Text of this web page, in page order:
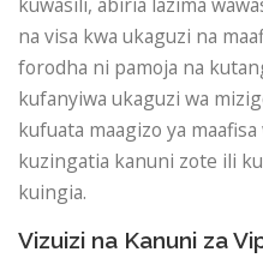
na visa kwa ukaguzi na
forodha ni pamoja na
kufanyiwa ukaguzi wa
kufuata maagizo ya
kuzingatia kanuni zote ili
kuingia.
Vizuizi na Kanuni za